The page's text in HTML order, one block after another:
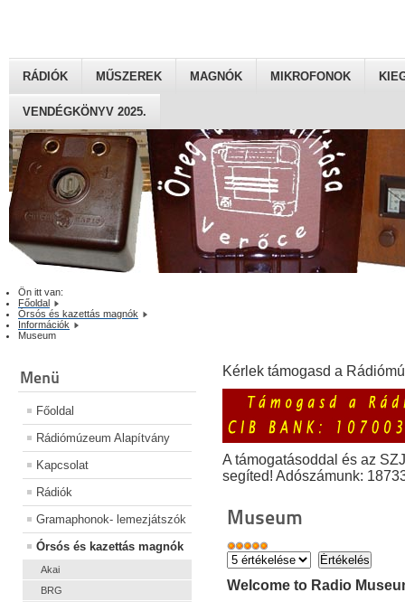
RÁDIÓK MŰSZEREK MAGNÓK MIKROFONOK
VENDÉGKÖNYV 2025.
Ön itt van:
Főoldal
Órsós és kazettás magnók
Információk
Museum
Menü
Főoldal
Rádiómúzeum Alapítvány
Kapcsolat
Rádiók
Gramaphonok- lemezjátszók
Órsós és kazettás magnók
Akai
BRG
Kérlek támogasd a
A támogatásoddal és az
segíted! Adószámunk:
Museum
Welcome to Radio